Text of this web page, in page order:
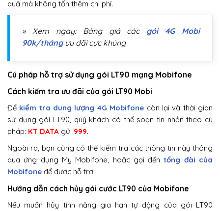
quả mà không tốn thêm chi phí.
» Xem ngay: Bảng giá các gói 4G Mobi
90k/thángưu đãi cực khủng
Cú pháp hỗ trợ sử dụng gói LT90 mạng Mobifone
Cách kiểm tra ưu đãi của gói LT90 Mobi
Để kiểm tra dung lượng 4G Mobifone còn lại và thời gian
sử dụng gói LT90, quý khách có thể soạn tin nhắn theo cú
pháp: KT DATA gửi 999.
Ngoài ra, bạn cũng có thể kiểm tra các thông tin này thông
qua ứng dụng My Mobifone, hoặc gọi đếntổng đài của
Mobifone để được hỗ trợ.
Hướng dẫn cách hủy gói cước LT90 của Mobifone
Nếu muốn hủy tính năng gia hạn tự động của gói LT90